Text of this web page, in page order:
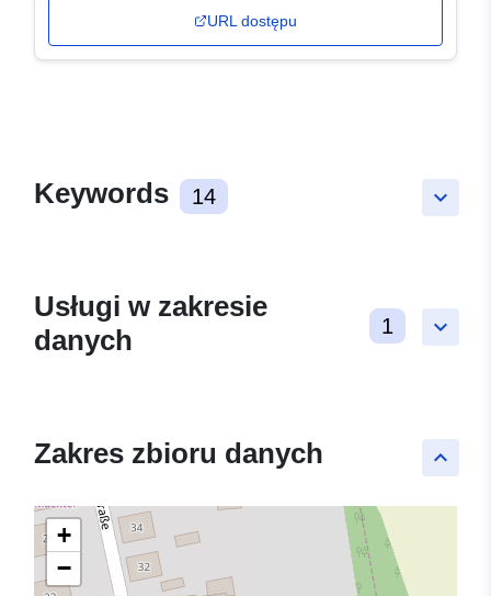
URL dostępu
keyboard_arrow_down
Keywords 14
keyboard_arrow_down
Usługi w zakresie
danych
1
keyboard_arrow_up
Zakres zbioru danych
+
−